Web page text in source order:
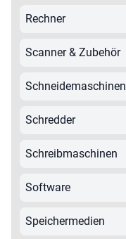
Rechner
Scanner & Zubehör
Schneidemaschinen
Schredder
Schreibmaschinen
Software
Speichermedien